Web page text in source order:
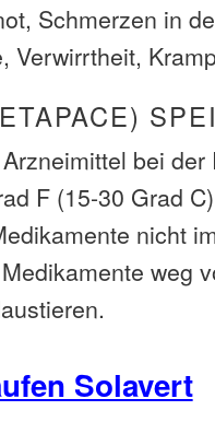
Schmerzen in
Verwirrtheit,
bei
F (15-30 Grad
nicht
weg
Solavert